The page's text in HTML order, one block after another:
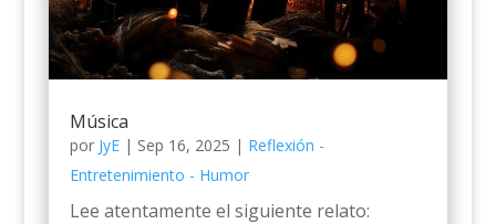
Música
por JyE| Sep 16, 2025 | Reflexión -
Entretenimiento - Humor
Lee atentamente el siguiente relato: